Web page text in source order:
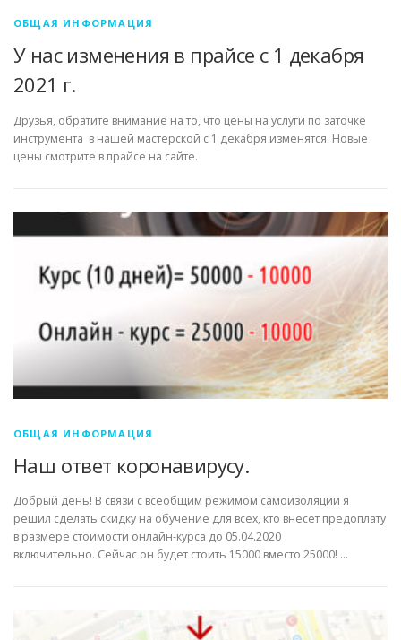
ОБЩАЯ ИНФОРМАЦИЯ
У нас изменения в прайсе с 1 декабря
2021 г.
Друзья, обратите внимание на то, что цены на услуги по заточке
инструмента в нашей мастерской с 1 декабря изменятся. Новые
цены смотрите в прайсе на сайте.
ОБЩАЯ ИНФОРМАЦИЯ
Наш ответ коронавирусу.
Добрый день! В связи с всеобщим режимом самоизоляции я
решил сделать скидку на обучение для всех, кто внесет предоплату
в размере стоимости онлайн-курса до 05.04.2020
включительно. Сейчас он будет стоить 15000 вместо 25000! …